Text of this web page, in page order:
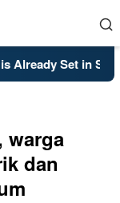
Set in Stone
warga
dan